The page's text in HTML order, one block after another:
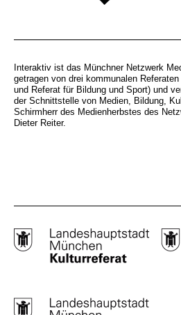
Interaktiv ist das Münchner Netzwerk
getragen von drei kommunalen
und Referat für Bildung und Sport) und
der Schnittstelle von Medien, Bildung,
Schirmherr des Medienherbstes des
Dieter Reiter.